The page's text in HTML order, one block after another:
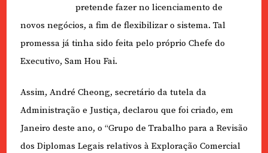
pretende fazer no licenciamento de
novos negócios, a fim de flexibilizar o sistema. Tal
promessa já tinha sido feita pelo próprio Chefe do
Executivo, Sam Hou Fai.
Assim, André Cheong, secretário da tutela da
Administração e Justiça, declarou que foi criado, em
Janeiro deste ano, o “Grupo de Trabalho para a Revisão
dos Diplomas Legais relativos à Exploração Comercial